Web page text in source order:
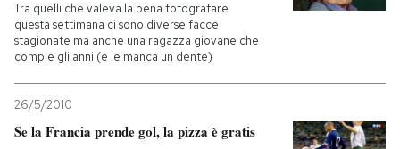
Tra quelli che valeva la pena fotografare
questa settimana ci sono diverse facce
stagionate ma anche una ragazza giovane che
compie gli anni (e le manca un dente)
26/5/2010
Se la Francia prende gol, la pizza è gratis